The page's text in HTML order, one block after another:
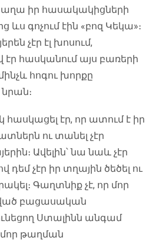
իր հասակակիցների
ևս գոչում էին «բոզ Կեկա»։
չէր էլ խոսում,
հասկանում այս բառերի
հոգու խորքը
էր, որ ատում է իր
ու տանել չէր
Ավելին՝ նա նաև չէր
դեմ չէր իր տղային ծեծել ու
Գաղտնիք չէ, որ մոր
բացասական
Ստալինն անգամ
թաղման